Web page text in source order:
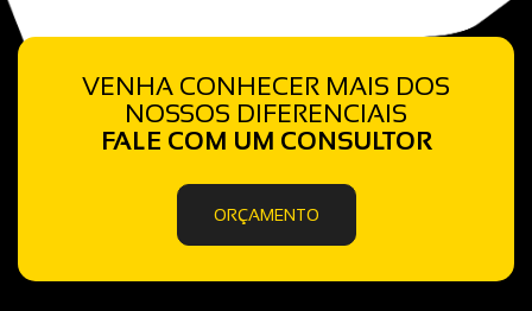
VENHA CONHECER MAIS DOS
NOSSOS DIFERENCIAIS
FALE COM UM CONSULTOR
ORÇAMENTO